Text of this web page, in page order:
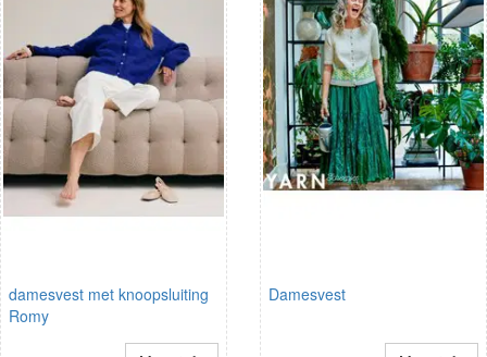
damesvest met knoopsluiting
Romy
Damesvest